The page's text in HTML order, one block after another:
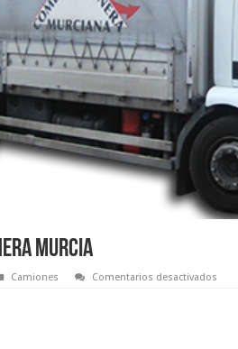
Murcia
Camiones Comentarios desactivadosen